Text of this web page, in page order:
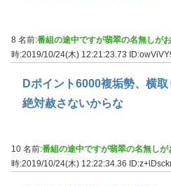
8 名前:番組の途中ですが翡翠の名無しが
時:2019/10/24(木) 12:21:23.73
Dポイント6000複垢勢、横
絶対赦さないからな
10 名前:番組の途中ですが翡翠の名無しが
時:2019/10/24(木) 12:22:34.36